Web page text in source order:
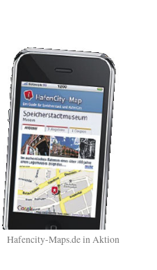
Hafencity-Maps.de in Aktion